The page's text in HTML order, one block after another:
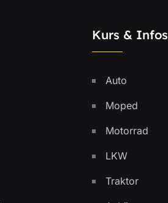
Kurs & Infos
Auto
Moped
Motorrad
LKW
Traktor